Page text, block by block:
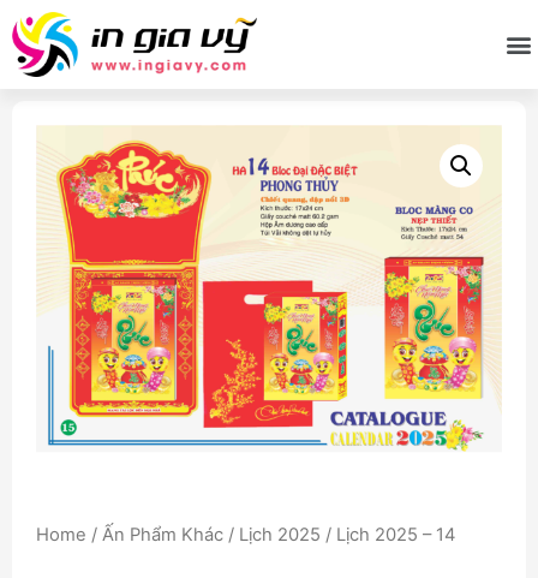
Home / Ấn Phẩm Khác / Lịch 2025 / Lịch 2025 – 14